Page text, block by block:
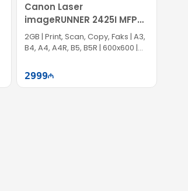
Canon Laser
imageRUNNER 2425I MFP
4293C004
2GB | Print, Scan, Copy, Faks | A3,
B4, A4, A4R, B5, B5R | 600x600 |
2999